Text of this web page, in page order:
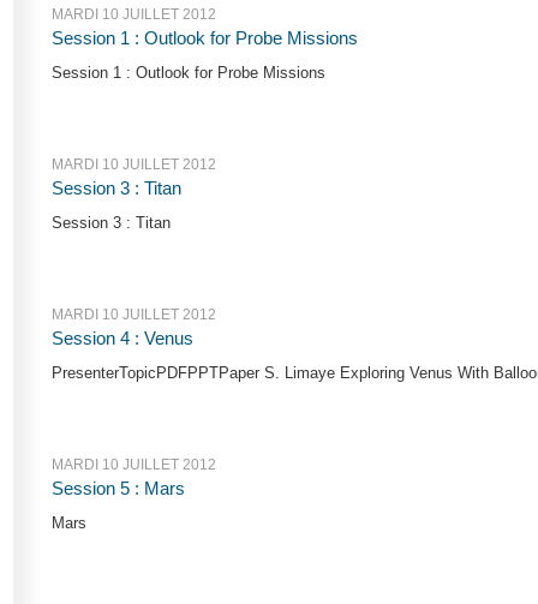
MARDI 10 JUILLET 2012
Session 1 : Outlook for Probe Missions
Session 1 : Outlook for Probe Missions
MARDI 10 JUILLET 2012
Session 3 : Titan
Session 3 : Titan
MARDI 10 JUILLET 2012
Session 4 : Venus
PresenterTopicPDFPPTPaper S. Limaye Exploring Venus With
MARDI 10 JUILLET 2012
Session 5 : Mars
Mars